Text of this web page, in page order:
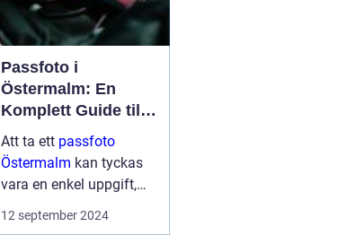
Passfoto i
Östermalm: En
Komplett Guide till
Perfekta ID-bilder
Att ta ett passfoto
Östermalm kan tyckas
vara en enkel uppgift,
men för många kan det
medföra en viss nivå av
12 september 2024